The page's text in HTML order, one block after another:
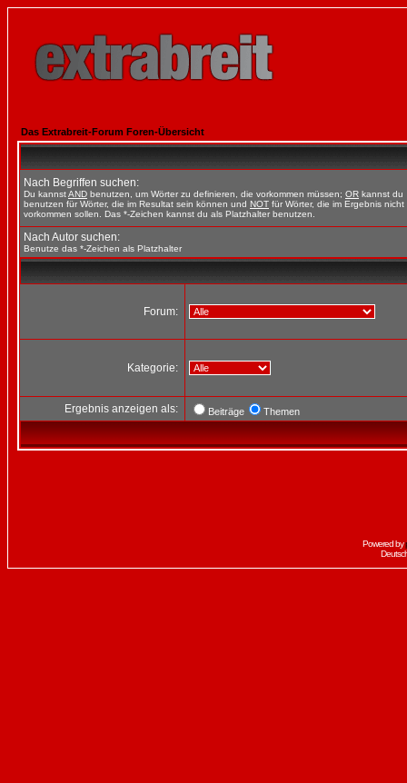
Das Extrabreit-Forum Foren-Übersicht
Nach Begriffen suchen:
Du kannstAND benutzen, um Wörter zu definieren, die vorkommen müssen; OR kannst du
benutzen für Wörter, die im Resultat sein können und NOT für Wörter, die im Ergebnis nicht
vorkommen sollen. Das *-Zeichen kannst du als Platzhalter benutzen.
Nach Autor suchen:
Benutze das *-Zeichen als Platzhalter
Forum:
Kategorie:
Ergebnis anzeigen als: Beiträge Themen
Powered by